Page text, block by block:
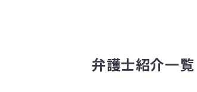
弁護士紹介一覧